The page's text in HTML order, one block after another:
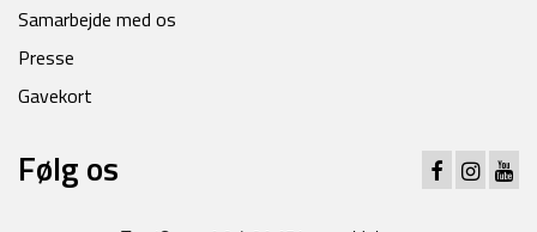
Samarbejde med os
Presse
Gavekort
Følg os